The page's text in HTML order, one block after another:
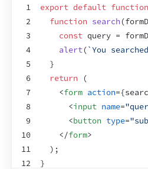
1
2
3
4
5
6
7
8
9
10
11
12
export default function
function search(
const query =
alert(`You
}
return
(
<form action={
<input name=
<button type=
</form>
) ;
}